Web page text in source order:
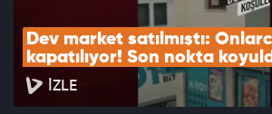
Dev market satılmıştı:
kapatılıyor! Son nokta
İZLE